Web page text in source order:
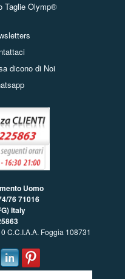
Taglie Olymp®
dicono di Noi
Uomo
7671016
Italy
C.C.I.A.A. Foggia 108731